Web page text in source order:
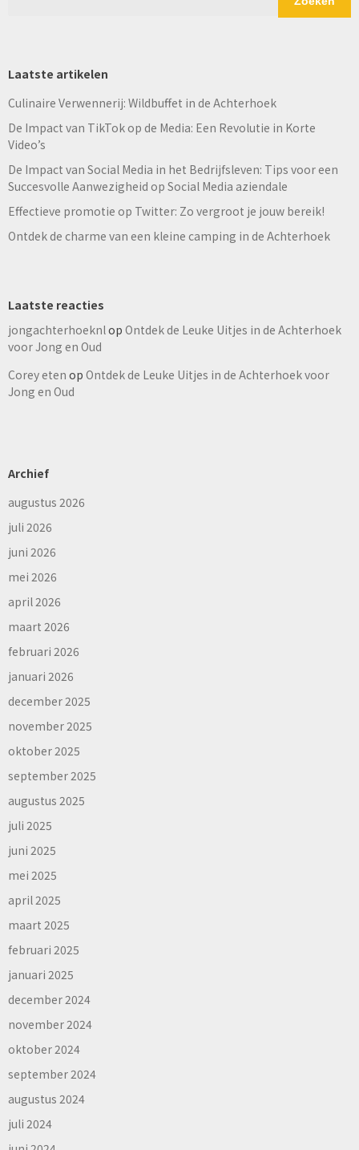
Laatste artikelen
Culinaire Verwennerij: Wildbuffet in de Achterhoek
De Impact van TikTok op de Media: Een Revolutie in Korte
Video’s
De Impact van Social Media in het Bedrijfsleven: Tips voor een
Succesvolle Aanwezigheid op Social Media aziendale
Effectieve promotie op Twitter: Zo vergroot je jouw bereik!
Ontdek de charme van een kleine camping in de Achterhoek
Laatste reacties
jongachterhoeknlop Ontdek de Leuke Uitjes in de Achterhoek
voor Jong en Oud
Corey eten op Ontdek de Leuke Uitjes in de Achterhoek voor
Jong en Oud
Archief
augustus 2026
juli 2026
juni 2026
mei 2026
april 2026
maart 2026
februari 2026
januari 2026
december 2025
november 2025
oktober 2025
september 2025
augustus 2025
juli 2025
juni 2025
mei 2025
april 2025
maart 2025
februari 2025
januari 2025
december 2024
november 2024
oktober 2024
september 2024
augustus 2024
juli 2024